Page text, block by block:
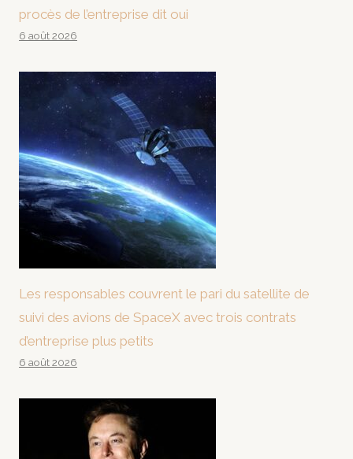
procès de l’entreprise dit oui
6 août 2026
Les responsables couvrent le pari du satellite de
suivi des avions de SpaceX avec trois contrats
d’entreprise plus petits
6 août 2026